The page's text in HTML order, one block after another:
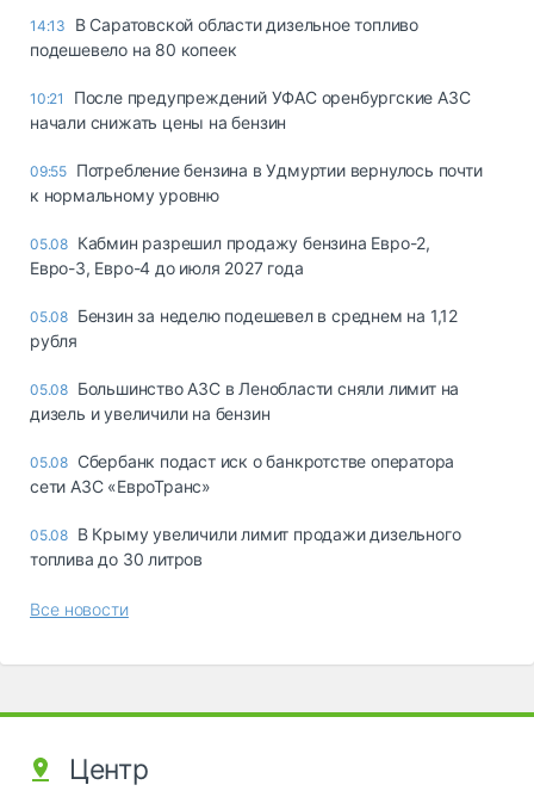
14:13
В Саратовской области дизельное топливо
подешевело на 80 копеек
10:21
После предупреждений УФАС оренбургские АЗС
начали снижать цены на бензин
09:55 Потребление бензина в Удмуртии вернулось почти
к нормальному уровню
05.08 Кабмин разрешил продажу бензина Евро-2,
Евро-3, Евро-4 до июля 2027 года
05.08 Бензин за неделю подешевел в среднем на 1,12
рубля
05.08 Большинство АЗС в Ленобласти сняли лимит на
дизель и увеличили на бензин
05.08 Сбербанк подаст иск о банкротстве оператора
сети АЗС «ЕвроТранс»
05.08 В Крыму увеличили лимит продажи дизельного
топлива до 30 литров
Все новости
Центр